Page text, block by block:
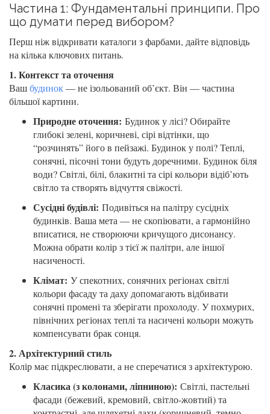
Частина 1: Фундаментальні принципи. Про
що думати перед вибором?
Перш ніж відкривати каталоги з фарбами, дайте відповідь
на кілька ключових питань.
1. Контекст та оточення
Вашбудинок— не ізольований об’єкт. Він — частина
більшої картини.
Природне оточення: Будинок у лісі? Обирайте
глибокі зелені, коричневі, сірі відтінки, що
“розчинять” його в пейзажі. Будинок у полі? Теплі,
сонячні, пісочні тони будуть доречними. Будинок біля
води? Світлі, білі, блакитні та сірі кольори відіб’ють
світло та створять відчуття свіжості.
Сусідні будівлі: Подивіться на палітру сусідніх
будинків. Ваша мета — не скопіювати, а гармонійно
вписатися, не створюючи кричущого дисонансу.
Можна обрати колір з тієї ж палітри, але іншої
насиченості.
Клімат: У спекотних, сонячних регіонах світлі
кольори фасаду та даху допомагають відбивати
сонячні промені та зберігати прохолоду. У похмурих,
північних регіонах теплі та насичені кольори можуть
компенсувати брак сонця.
2. Архітектурний стиль
Колір має підкреслювати, а не сперечатися з архітектурою.
Класика (з колонами, ліпниною): Світлі, пастельні
фасади (бежевий, кремовий, світло-жовтий) та